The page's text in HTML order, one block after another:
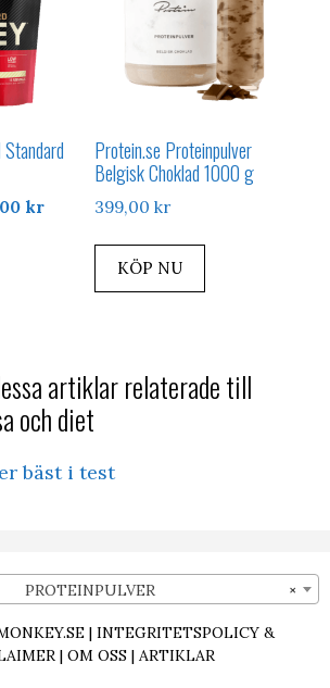
krDet
Protein.se Proteinpulver
Belgisk Choklad 1000 g
399,00kr
KÖP NU
artiklar relaterade till
och diet
bäst i test
×
PROTEINPULVER
| INTEGRITETSPOLICY &
| OM OSS| ARTIKLAR